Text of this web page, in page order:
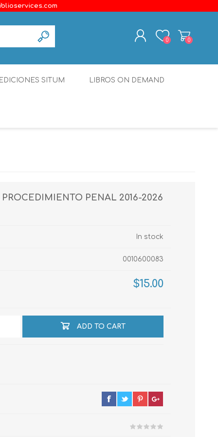
0 0
EDICIONES SITUM LIBROS ON DEMAND
PENAL 2016-2026
In stock
0010600083
$15.00
ADD TO CART